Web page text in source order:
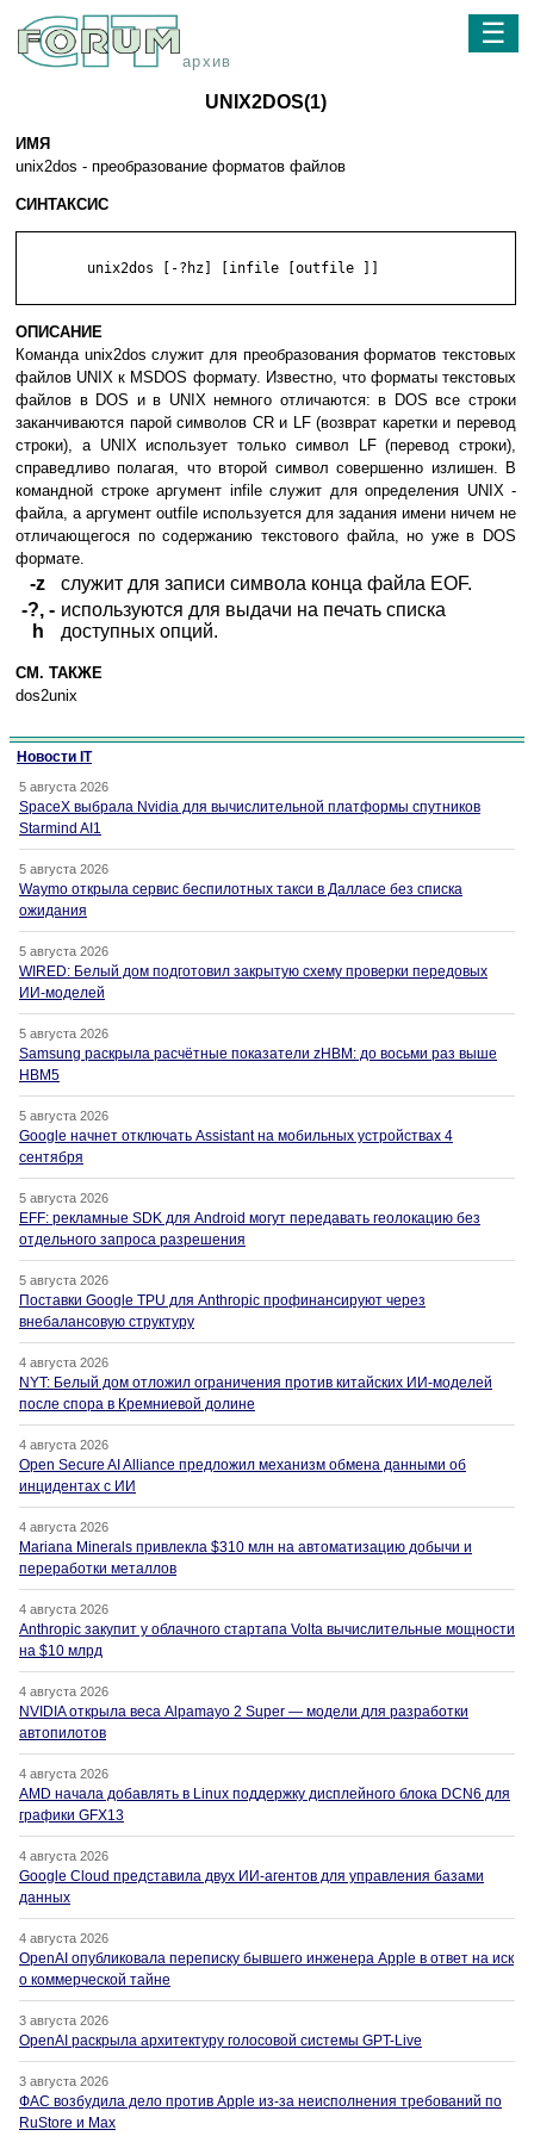
архив
☰
UNIX2DOS(1)
ИМЯ
unix2dos - преобразование форматов файлов
СИНТАКСИС
ОПИСАНИЕ
Команда unix2dos служит для преобразования форматов текстовых
файлов UNIX к MSDOS формату. Известно, что форматы текстовых
файлов в DOS и в UNIX немного отличаются: в DOS все строки
заканчиваются парой символов CR и LF (возврат каретки и перевод
строки), а UNIX использует только символ LF (перевод строки),
справедливо полагая, что второй символ совершенно излишен. В
командной строке аргумент infile служит для определения UNIX -
файла, а аргумент outfile используется для задания имени ничем не
отличающегося по содержанию текстового файла, но уже в DOS
формате.
-z
служит для записи символа конца файла EOF.
-?, -
h
используются для выдачи на печать списка
доступных опций.
СМ. ТАКЖЕ
dos2unix
Новости IT
5 августа 2026
SpaceX выбрала Nvidia для вычислительной платформы спутников
Starmind AI1
5 августа 2026
Waymo открыла сервис беспилотных такси в Далласе без списка
ожидания
5 августа 2026
WIRED: Белый дом подготовил закрытую схему проверки передовых
ИИ-моделей
5 августа 2026
Samsung раскрыла расчётные показатели zHBM: до восьми раз выше
HBM5
5 августа 2026
Google начнет отключать Assistant на мобильных устройствах 4
сентября
5 августа 2026
EFF: рекламные SDK для Android могут передавать геолокацию без
отдельного запроса разрешения
5 августа 2026
Поставки Google TPU для Anthropic профинансируют через
внебалансовую структуру
4 августа 2026
NYT: Белый дом отложил ограничения против китайских ИИ-моделей
после спора в Кремниевой долине
4 августа 2026
Open Secure AI Alliance предложил механизм обмена данными об
инцидентах с ИИ
4 августа 2026
Mariana Minerals привлекла $310 млн на автоматизацию добычи и
переработки металлов
4 августа 2026
Anthropic закупит у облачного стартапа Volta вычислительные мощности
на $10 млрд
4 августа 2026
NVIDIA открыла веса Alpamayo 2 Super — модели для разработки
автопилотов
4 августа 2026
AMD начала добавлять в Linux поддержку дисплейного блока DCN6 для
графики GFX13
4 августа 2026
Google Cloud представила двух ИИ-агентов для управления базами
данных
4 августа 2026
OpenAI опубликовала переписку бывшего инженера Apple в ответ на иск
о коммерческой тайне
3 августа 2026
OpenAI раскрыла архитектуру голосовой системы GPT-Live
3 августа 2026
ФАС возбудила дело против Apple из-за неисполнения требований по
RuStore и Max